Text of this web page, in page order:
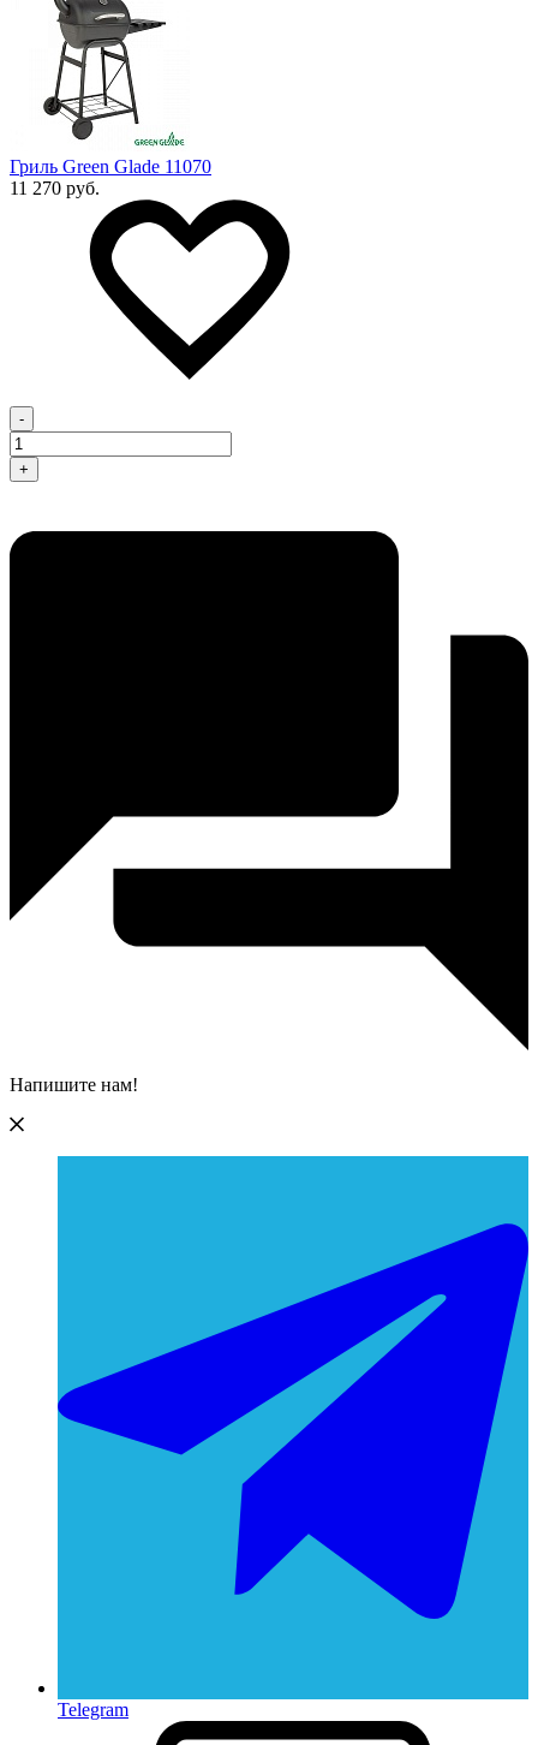
Гриль Green Glade 11070
11 270 руб.
-
+
Напишите нам!
Telegram